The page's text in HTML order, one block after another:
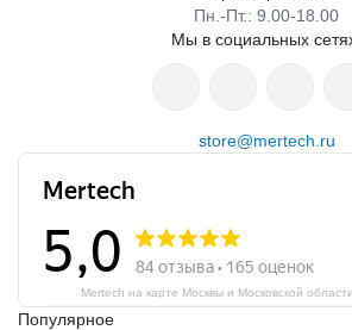
Пн.-Пт.: 9.00-18.00
Мы в социальных
store@mertech.ru
Mertech на карте Москвы и Московской
Популярное